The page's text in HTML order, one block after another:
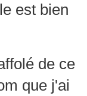
est bien
de ce
que j'ai